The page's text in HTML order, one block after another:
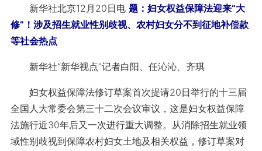
新华社北京12月20日电 题：妇女权益保障法迎来“大
修”！涉及招生就业性别歧视、农村妇女分不到征地补偿款
等社会热点
新华社“新华视点”记者白阳、任沁沁、齐琪
妇女权益保障法修订草案首次提请20日举行的十三届
全国人大常委会第三十二次会议审议，这是妇女权益保障
法施行近30年后又一次进行重大调整。从消除招生就业领
域性别歧视到保障农村妇女土地及相关权益，修订草案对